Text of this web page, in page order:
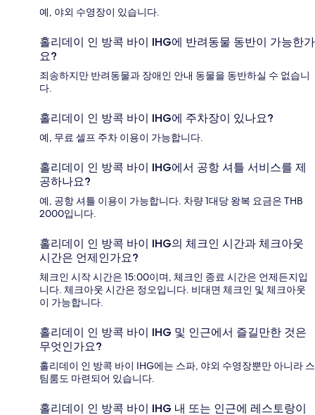
예, 야외 수영장이 있습니다.
홀리데이 인 방콕 바이 IHG에 반려동물 동반이 가능한가
요?
죄송하지만 반려동물과 장애인 안내 동물을 동반하실 수 없습니
다.
홀리데이 인 방콕 바이 IHG에 주차장이 있나요?
예, 무료 셀프 주차 이용이 가능합니다.
홀리데이 인 방콕 바이 IHG에서 공항 셔틀 서비스를 제
공하나요?
예, 공항 셔틀 이용이 가능합니다. 차량 1대당 왕복 요금은 THB
2000입니다.
홀리데이 인 방콕 바이 IHG의 체크인 시간과 체크아웃
시간은 언제인가요?
체크인 시작 시간은 15:00이며, 체크인 종료 시간은 언제든지입
니다. 체크아웃 시간은 정오입니다. 비대면 체크인 및 체크아웃
이 가능합니다.
홀리데이 인 방콕 바이 IHG 및 인근에서 즐길만한 것은
무엇인가요?
홀리데이 인 방콕 바이 IHG에는 스파, 야외 수영장뿐만 아니라 스
팀룸도 마련되어 있습니다.
홀리데이 인 방콕 바이 IHG 내 또는 인근에 레스토랑이